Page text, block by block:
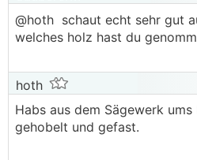
@hoth schaut echt sehr gut
welches holz hast du
hoth
Habs aus dem Sägewerk
gehobelt und gefast.